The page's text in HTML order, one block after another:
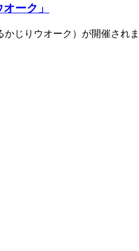
ーク」
じりウオーク）が開催さ